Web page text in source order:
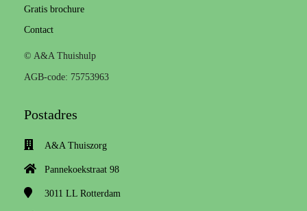
Gratis brochure
Contact
© A&A Thuishulp
AGB-code: 75753963
Postadres
A&A Thuiszorg
Pannekoekstraat 98
3011 LL Rotterdam